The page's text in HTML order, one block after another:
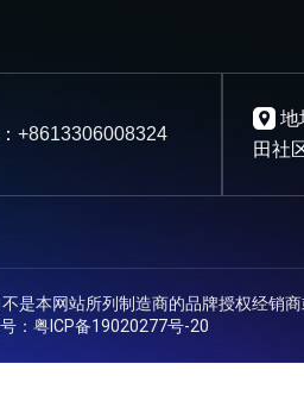
+8613306008324
地
田社
是本网站所列制造商的品牌授权经销
： 粤ICP备19020277号-20